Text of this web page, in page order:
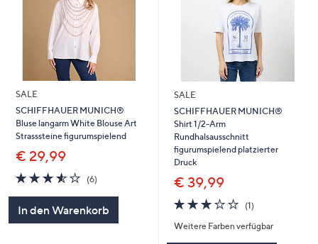
SALE
SCHIFFHAUER MUNICH®
Bluse langarm White Blouse Art
Strasssteine figurumspielend
€ 29,99
3.5
von
(6)6
In den Warenkorb
SALE
SCHIFFHAUER MUNICH®
Shirt 1/2-Arm
Rundhalsausschnitt
figurumspielend platzierter
Druck
€ 39,99
3.0
von
5
(1)1
Weitere Farben verfügbar